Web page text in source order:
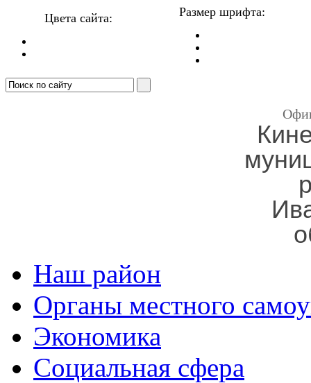
Цвета сайта: Размер шрифта:
Наш район
Органы местного
Экономика
Социальная сфера